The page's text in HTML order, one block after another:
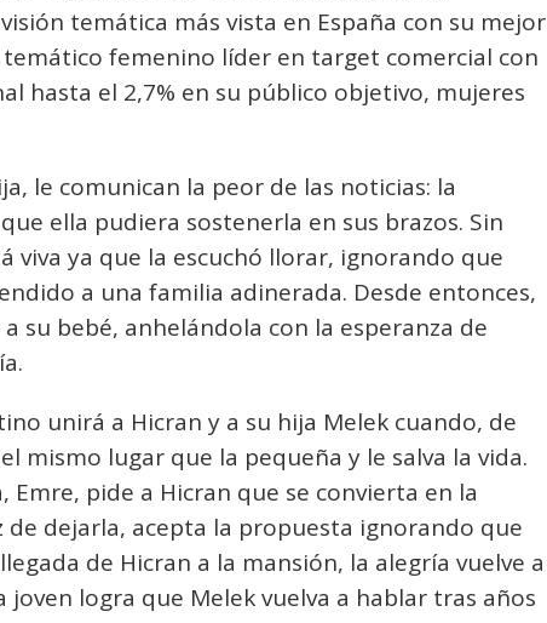
temática más vista en España con su mejor
temático femenino líder en target comercial con
hasta el 2,7% en su público objetivo, mujeres
le comunican la peor de las noticias: la
ella pudiera sostenerla en sus brazos. Sin
viva ya que la escuchó llorar, ignorando que
a una familia adinerada. Desde entonces,
su bebé, anhelándola con la esperanza de
unirá a Hicran y a su hija Melek cuando, de
mismo lugar que la pequeña y le salva la vida.
Emre, pide a Hicran que se convierta en la
de dejarla, acepta la propuesta ignorando que
de Hicran a la mansión, la alegría vuelve a
joven logra que Melek vuelva a hablar tras años